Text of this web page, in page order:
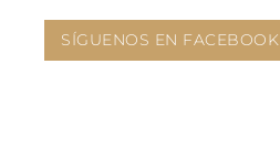
SÍGUENOS EN FACEBOOK